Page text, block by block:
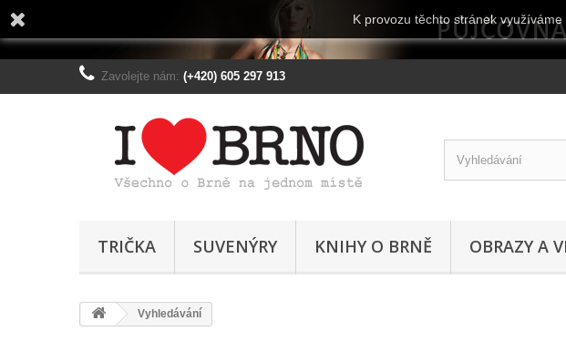
Zavolejte nám: (+420) 605 297 913
TRIČKA SUVENÝRY KNIHY O BRNĚ OBRAZY A
Vyhledávání
K provozu těchto stránek